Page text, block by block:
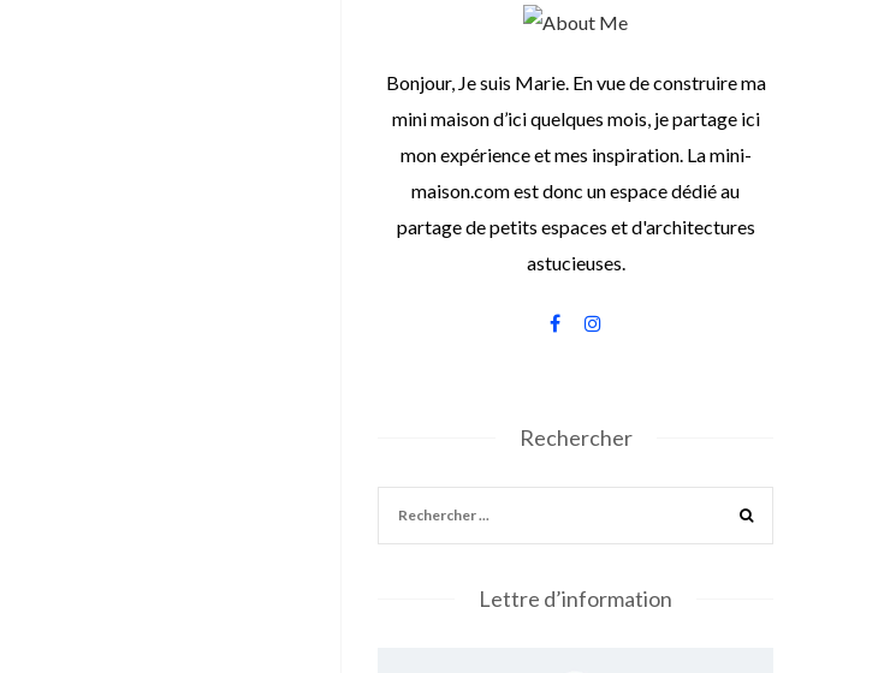
Bonjour, Je suis Marie. En vue de construire ma
mini maison d’ici quelques mois, je partage ici
mon expérience et mes inspiration. La mini-
maison.com est donc un espace dédié au
partage de petits espaces et d'architectures
astucieuses.
Rechercher
Lettre d’information